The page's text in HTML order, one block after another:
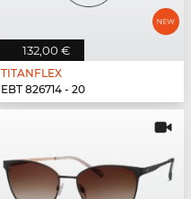
132,00 €
TITANFLEX
EBT 826714 - 20